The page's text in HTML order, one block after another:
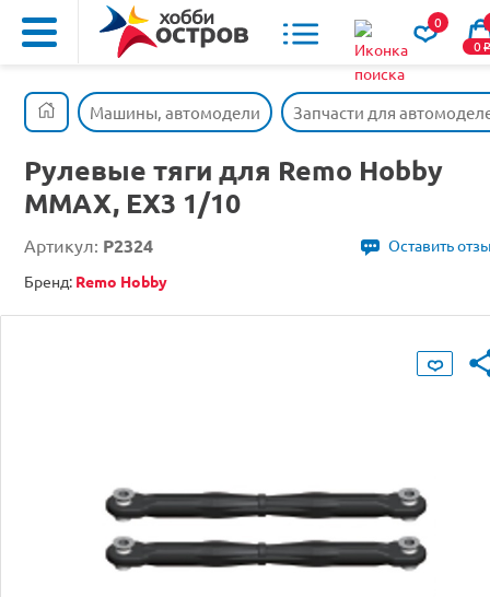
0
0o
Машины, автомодели Запчасти для
Рулевые тяги для Remo Hobby
MMAX, EX3 1/10
Артикул: P2324
Оставить
Бренд: Remo Hobby